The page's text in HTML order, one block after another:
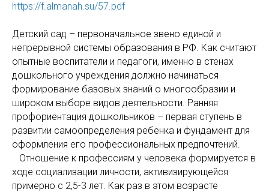
https://f.almanah.su/57.pdf
Детский сад – первоначальное звено единой и
непрерывной системы образования в РФ. Как считают
опытные воспитатели и педагоги, именно в стенах
дошкольного учреждения должно начинаться
формирование базовых знаний о многообразии и
широком выборе видов деятельности. Ранняя
профориентация дошкольников – первая ступень в
развитии самоопределения ребенка и фундамент для
оформления его профессиональных предпочтений.
Отношение к профессиям у человека формируется в
ходе социализации личности, активизирующейся
примерно с 2,5-3 лет. Как раз в этом возрасте